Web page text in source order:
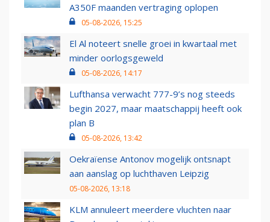
A350F maanden vertraging oplopen
05-08-2026, 15:25
El Al noteert snelle groei in kwartaal met
minder oorlogsgeweld
05-08-2026, 14:17
Lufthansa verwacht 777-9’s nog steeds
begin 2027, maar maatschappij heeft ook
plan B
05-08-2026, 13:42
Oekraïense Antonov mogelijk ontsnapt
aan aanslag op luchthaven Leipzig
05-08-2026, 13:18
KLM annuleert meerdere vluchten naar